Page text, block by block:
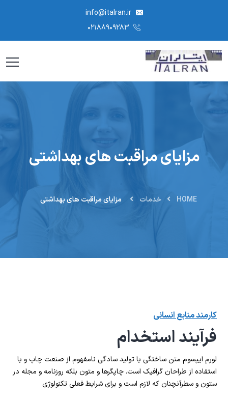
info@italran.ir
مزایای مراقبت های بهداشتی
HOME خدمات مزایای مراقبت های بهداشتی
کارمند منابع انسانی
فرآیند استخدام
لورم ایپسوم متن ساختگی با تولید سادگی نامفهوم از صنعت چاپ و با
استفاده از طراحان گرافیک است. چاپگرها و متون بلکه روزنامه و مجله در
ستون و سطرآنچنان که لازم است و برای شرایط فعلی تکنولوژی